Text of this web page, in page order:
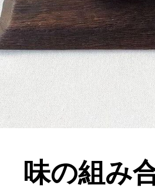
味の組み